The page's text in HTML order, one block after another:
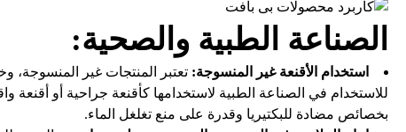
الصناعة الطبية والصحية:
استخدام الأقنعة غير المنسوجة: تعتبر المنتجات غير المنسوجة،
للاستخدام في الصناعة الطبية لاستخدامها كأقنعة جراحية أو أقنعة
بخصائص مضادة للبكتيريا وقدرة على منع تغلغل الماء.